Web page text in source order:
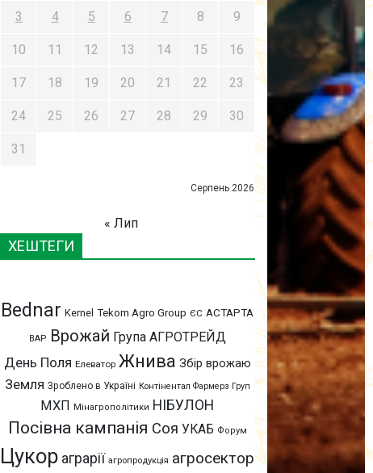
Серпень 2026
3 4 5 6 7 8 9
10 11 12 13 14 15 16
17 18 19 20 21 22 23
24 25 26 27 28 29 30
31
« Лип
ХЕШТЕГИ
Bednar Kernel Tekom Agro Group ЄС АСТАРТА
ВАР Врожай Група АГРОТРЕЙД
День Поля Елеватор Жнива Збір врожаю
Земля Зроблено в Україні Контінентал Фармерз Груп
МХП Мінагрополітики НІБУЛОН
Посівна кампанія Соя УКАБ Форум
Цукор аграрії агропродукція агросектор